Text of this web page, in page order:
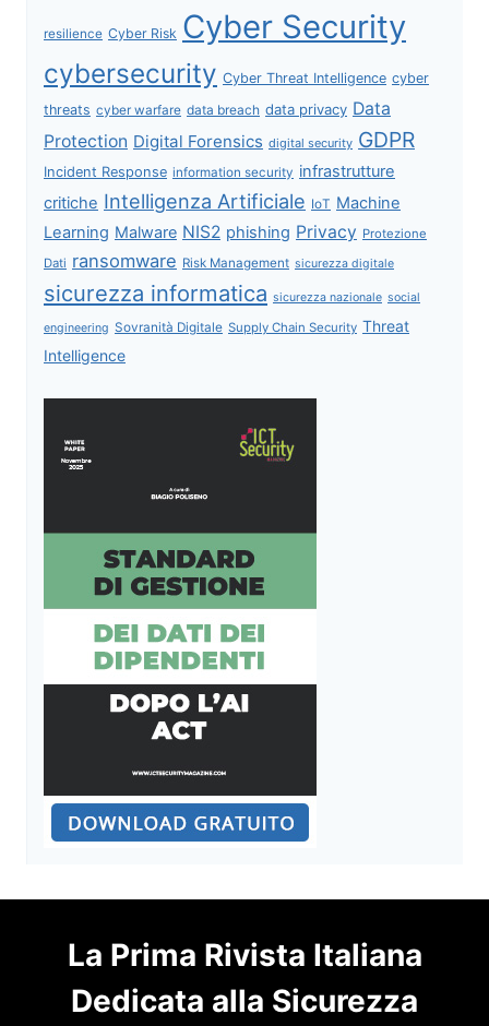
resilience Cyber Risk Cyber Security
cybersecurity Cyber Threat Intelligence cyber
threats cyber warfare data breach data privacy Data
Protection Digital Forensics digital security GDPR
Incident Response information security infrastrutture
critiche Intelligenza Artificiale IoT Machine
Learning Malware NIS2 phishing Privacy Protezione
Dati ransomware Risk Management sicurezza digitale
sicurezza informatica sicurezza nazionale social
engineering Sovranità Digitale Supply Chain Security Threat
Intelligence
La Prima Rivista Italiana
Dedicata alla Sicurezza